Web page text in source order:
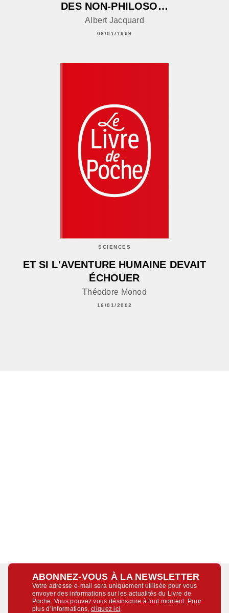
DES NON-PHILOSO…
Albert Jacquard
06/01/1999
SCIENCES
ET SI L'AVENTURE HUMAINE DEVAIT
ÉCHOUER
Théodore Monod
16/01/2002
ABONNEZ-VOUS À LA NEWSLETTER
Votre adresse e-mail sera uniquement utilisée pour vous
envoyer des informations sur les actualités du Livre de
Poche. Vous pouvez vous désinscrire à tout moment. Pour
plus d’informations,cliquez ici